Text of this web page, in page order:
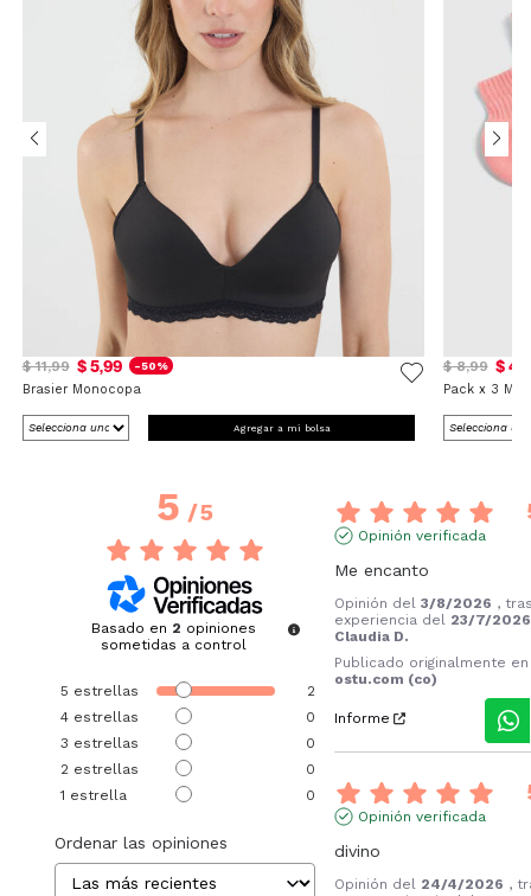
$ 11,99 $ 5,99 -50%
Brasier Monocopa
Agregar a mi bolsa
$ 8,99 $
Pack x 3
5/5
Basado en 2 opiniones
sometidas a control
5 estrellas
2
4 estrellas
0
3 estrellas
0
2 estrellas
0
1 estrella 0
Ordenar las opiniones
Opinión verificada
Me encanto
Opinión del3/8/2026 ,
experiencia del 23/7/2026
Claudia D.
Publicado originalmente en
ostu.com (co)
Informe
Opinión verificada
divino
Opinión del 24/4/2026 ,